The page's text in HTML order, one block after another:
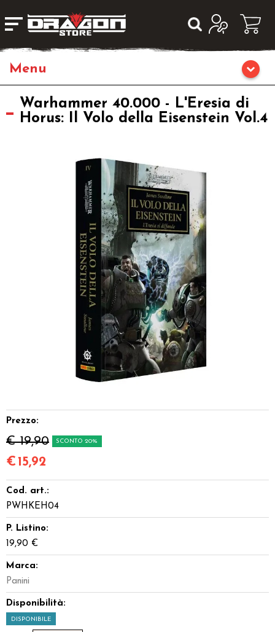
Home
Giochi di Ruolo
Giochi di Carte Collezionabili
Giocattoli e Gadget
Offerte del Dragone
Warhammer 40.000 - L'Eresia di
Horus: Il Volo della Eisenstein Vol.4
Prezzo:
€ 19,90 SCONTO 20%
€ 15,92
Cod. art.:
PWHKEH04
P. Listino:
19,90 €
Marca:
Panini
Disponibilità:
DISPONIBILE